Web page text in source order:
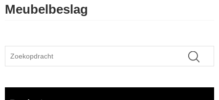
Meubelbeslag